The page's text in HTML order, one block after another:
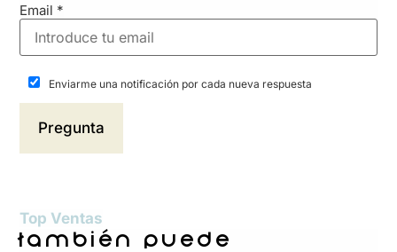
Email *
Enviarme una notificación por cada nueva respuesta
Top Ventas
también puede